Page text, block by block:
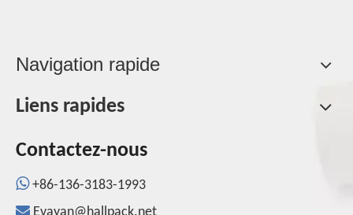
Navigation rapide
Liens rapides
Contactez-nous
 +86-136-3183-1993
